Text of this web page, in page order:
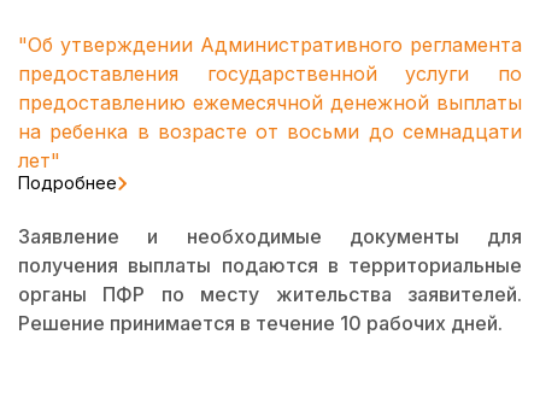
"Об утверждении Административного регламента
предоставления государственной услуги по
предоставлению ежемесячной денежной выплаты
на ребенка в возрасте от восьми до семнадцати
лет"
Подробнее
Заявление и необходимые документы для
получения выплаты подаются в территориальные
органы ПФР по месту жительства заявителей.
Решение принимается в течение 10 рабочих дней.